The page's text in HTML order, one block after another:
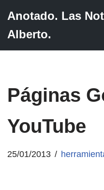
Saltar
Anotado. Las
Alberto.
Páginas
YouTube
25/01/2013